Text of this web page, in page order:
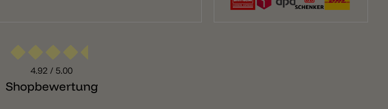
4.92 / 5.00
Shopbewertung